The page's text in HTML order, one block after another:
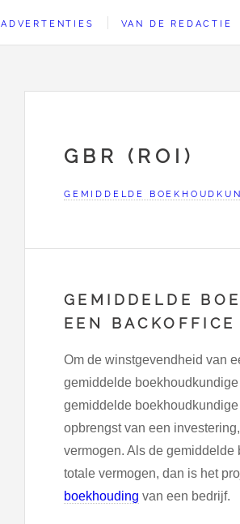
ADVERTENTIES VAN DE REDACTIE
GBR (ROI)
GEMIDDELDE
GEMIDDELDE
EEN BACKOFFICE
Om de winstgevendheid van
gemiddelde
gemiddelde
opbrengst van een
vermogen. Als de
totale vermogen, dan is het
boekhouding van een bedrijf.